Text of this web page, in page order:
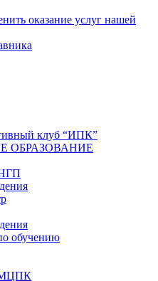
оказание услуг нашей
клуб “ИПК”
ОБРАЗОВАНИЕ
обучению
МЦПК